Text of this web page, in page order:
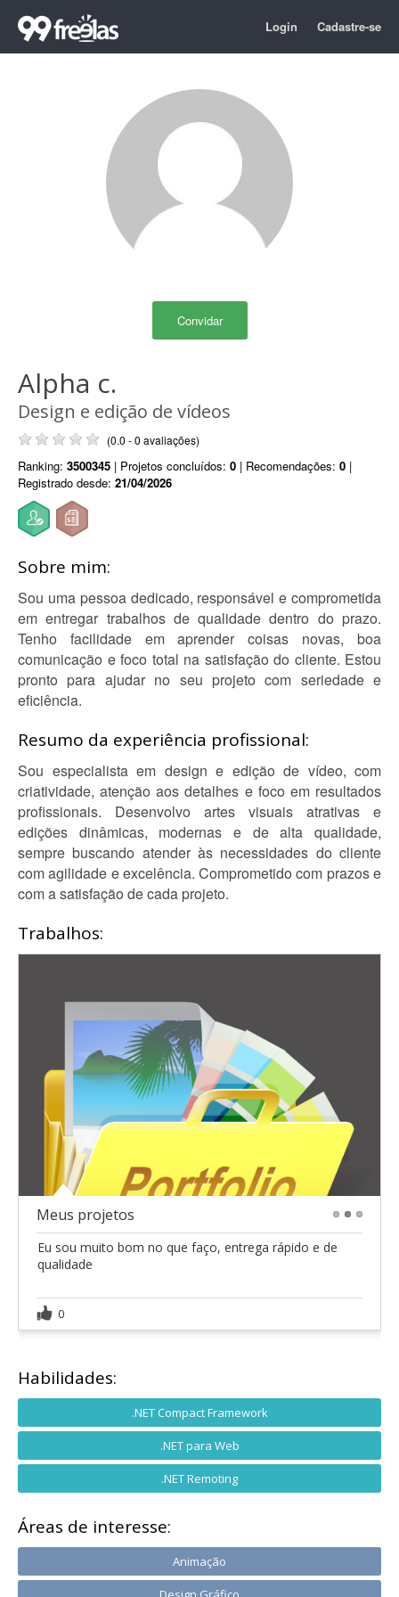
Login Cadastre-se
Convidar
Alpha c.
Design e edição de vídeos
(0.0 - 0 avaliações)
Ranking: 3500345 | Projetos concluídos: 0 | Recomendações: 0 |
Registrado desde: 21/04/2026
Sobre mim:
Sou uma pessoa dedicado, responsável e comprometida
em entregar trabalhos de qualidade dentro do prazo.
Tenho facilidade em aprender coisas novas, boa
comunicação e foco total na satisfação do cliente. Estou
pronto para ajudar no seu projeto com seriedade e
eficiência.
Resumo da experiência profissional:
Sou especialista em design e edição de vídeo, com
criatividade, atenção aos detalhes e foco em resultados
profissionais. Desenvolvo artes visuais atrativas e
edições dinâmicas, modernas e de alta qualidade,
sempre buscando atender às necessidades do cliente
com agilidade e excelência. Comprometido com prazos e
com a satisfação de cada projeto.
Trabalhos:
Meus projetos
Eu sou muito bom no que faço, entrega rápido e de
qualidade
0
Habilidades:
.NET Compact Framework
.NET para Web
.NET Remoting
Áreas de interesse:
Animação